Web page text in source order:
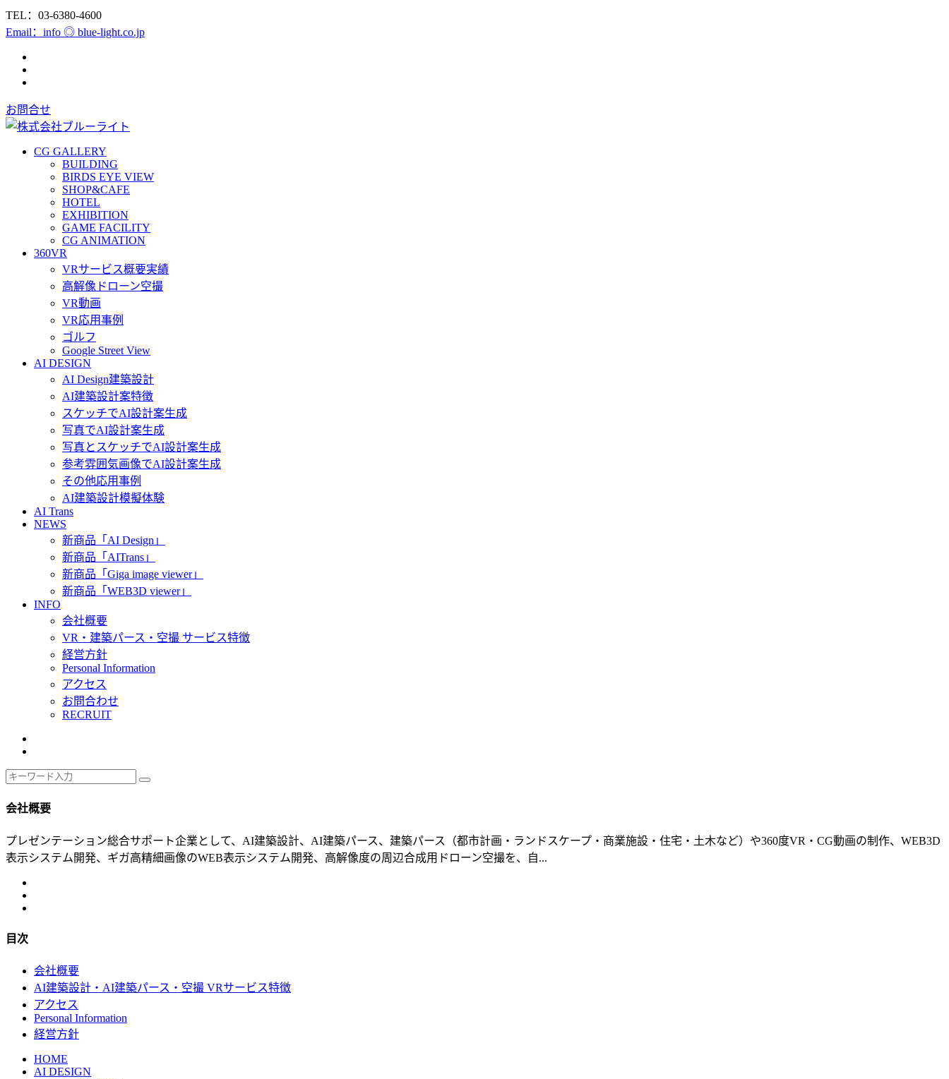
TEL：03-6380-4600
Email：info ◎ blue-light.co.jp
お問合せ
CG GALLERY
BUILDING
BIRDS EYE VIEW
SHOP&CAFE
HOTEL
EXHIBITION
GAME FACILITY
CG ANIMATION
360VR
VRサービス概要実績
高解像ドローン空撮
VR動画
VR応用事例
ゴルフ
Google Street View
AI DESIGN
AI Design建築設計
AI建築設計案特徴
スケッチでAI設計案生成
写真でAI設計案生成
写真とスケッチでAI設計案生成
参考雰囲気画像でAI設計案生成
その他応用事例
AI建築設計模擬体験
AI Trans
NEWS
新商品「AI Design」
新商品「AITrans」
新商品「Giga image viewer」
新商品「WEB3D viewer」
INFO
会社概要
VR・建築パース・空撮 サービス特徴
経営方針
Personal Information
アクセス
お問合わせ
RECRUIT
会社概要
プレゼンテーション総合サポート企業として、AI建築設計、AI建築パース、建築パース（都市計画・ランドスケープ・商業施設・住宅・土木など）や360度VR・CG動画の制作、WEB3D
表示システム開発、ギガ高精細画像のWEB表示システム開発、高解像度の周辺合成用ドローン空撮を、自...
目次
会社概要
AI建築設計・AI建築パース・空撮 VRサービス特徴
アクセス
Personal Information
経営方針
HOME
AI DESIGN